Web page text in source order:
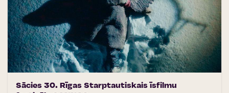
Sācies 30. Rīgas Starptautiskais īsfilmu